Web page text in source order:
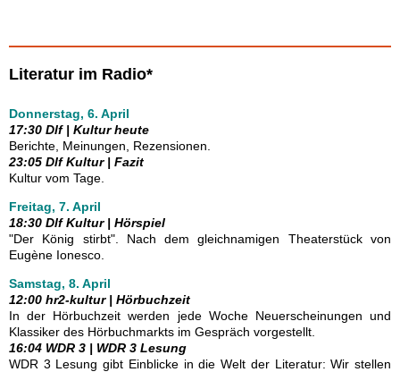
Literatur im Radio*
Donnerstag, 6. April
17:30 Dlf | Kultur heute
Berichte, Meinungen, Rezensionen.
23:05 Dlf Kultur | Fazit
Kultur vom Tage.
Freitag, 7. April
18:30 Dlf Kultur | Hörspiel
"Der König stirbt". Nach dem gleichnamigen Theaterstück von
Eugène Ionesco.
Samstag, 8. April
12:00 hr2-kultur | Hörbuchzeit
In der Hörbuchzeit werden jede Woche Neuerscheinungen und
Klassiker des Hörbuchmarkts im Gespräch vorgestellt.
16:04 WDR 3 | WDR 3 Lesung
WDR 3 Lesung gibt Einblicke in die Welt der Literatur: Wir stellen